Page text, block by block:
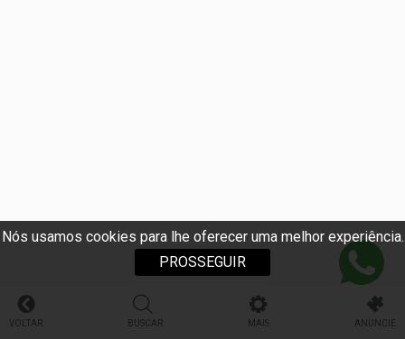
Nós usamos cookies para lhe oferecer uma melhor experiência.
PROSSEGUIR
VOLTAR BUSCAR MAIS ANUNCIE